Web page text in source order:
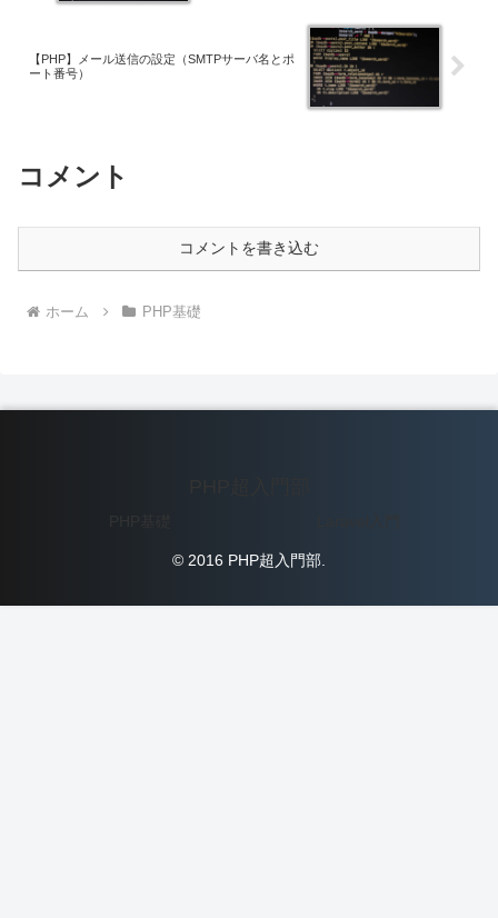
【PHP】メール送信の設定（SMTPサーバ名とポ
ート番号）
コメント
コメントを書き込む
ホーム PHP基礎
© 2016 PHP超入門部.